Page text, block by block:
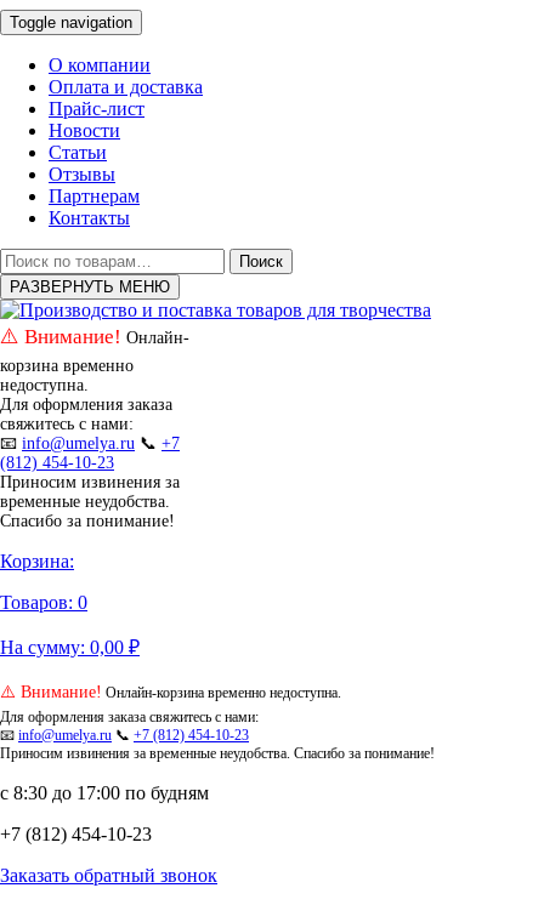
Toggle navigation
О компании
Оплата и доставка
Прайс-лист
Новости
Статьи
Отзывы
Партнерам
Контакты
Искать:
Поиск
РАЗВЕРНУТЬ МЕНЮ
⚠️ Внимание! Онлайн-
корзина временно
недоступна.
Для оформления заказа
свяжитесь с нами:
📧 info@umelya.ru 📞 +7
(812) 454-10-23
Приносим извинения за
временные неудобства.
Спасибо за понимание!
Корзина:
Товаров: 0
На сумму: 0,00 ₽
⚠️ Внимание! Онлайн-корзина временно недоступна.
Для оформления заказа свяжитесь с нами:
📧 info@umelya.ru 📞 +7 (812) 454-10-23
Приносим извинения за временные неудобства. Спасибо за понимание!
с 8:30 до 17:00 по будням
+7 (812) 454-10-23
Заказать обратный звонок